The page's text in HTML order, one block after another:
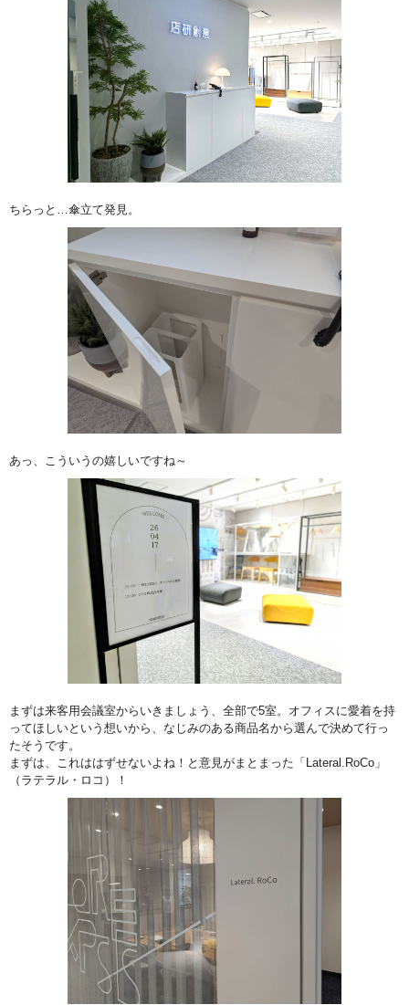
ちらっと…傘立て発見。
あっ、こういうの嬉しいですね～
まずは来客用会議室からいきましょう、全部で5室。オフィスに愛着を持
ってほしいという想いから、なじみのある商品名から選んで決めて行っ
たそうです。
まずは、これははずせないよね！と意見がまとまった「Lateral.RoCo」
（ラテラル・ロコ）！